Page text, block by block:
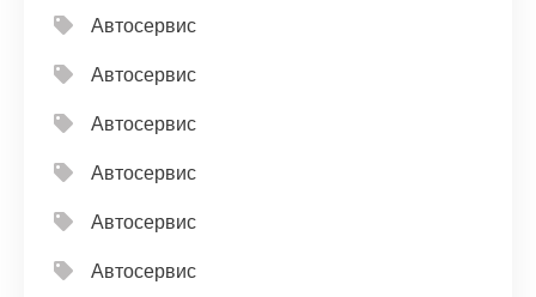
Автосервис
Автосервис
Автосервис
Автосервис
Автосервис
Автосервис